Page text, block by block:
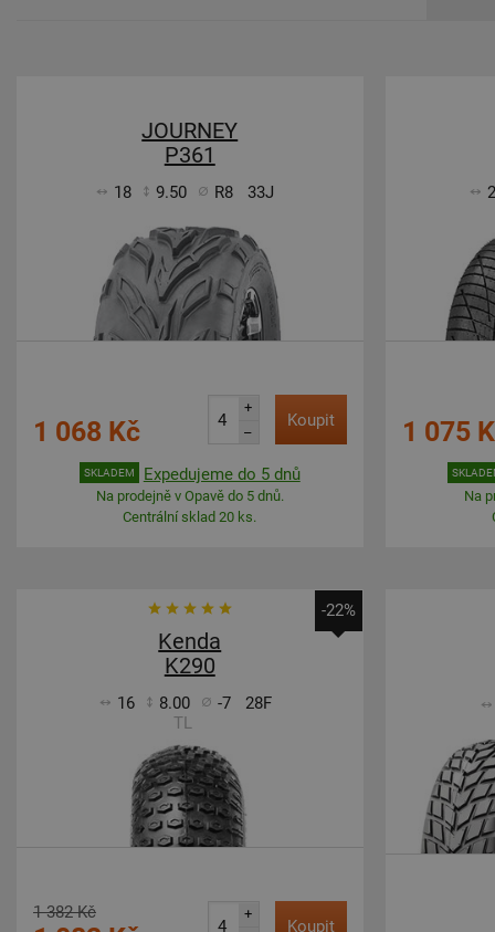
JOURNEY
P361
18 9.50 R8 33J
1 068 Kč
+
–
Koupit
SKLADEM Expedujeme do 5 dnů
Na prodejně v Opavě do 5 dnů.
Centrální sklad 20 ks.
1 075
Na
-22%
Kenda
K290
16 8.00 -7
28F
TL
1 382 Kč
+
Koupit